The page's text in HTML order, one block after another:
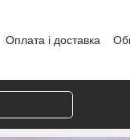
Оплата і доставка